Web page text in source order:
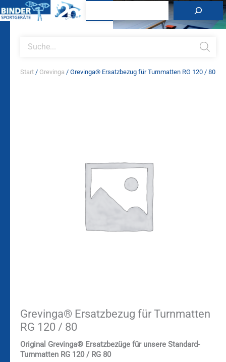
Inhalt
search
Start / Grevinga / Grevinga® Ersatzbezug für Turnmatten RG 120 / 80
Grevinga® Ersatzbezug für Turnmatten
RG 120 / 80
Original Grevinga® Ersatzbezüge für unsere Standard-
Turnmatten RG 120 / RG 80